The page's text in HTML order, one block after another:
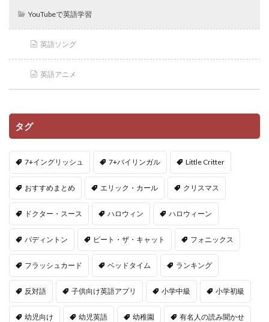
YouTubeで英語学習
英語ソング
英語アニメ
タグ
7+イングリッシュ 7+バイリンガル Little Critter
おすすめまとめ エリック・カール クリスマス
ドクター・スース ハロウィン ハロウィーン
パディントン ピート・ザ・キャット フォニックス
フラッシュカード ベッドタイム ランキング
反対語 子供向け英語アプリ 小学中級 小学初級
幼児向け 幼児英語 幼稚園 有名人の読み聞かせ